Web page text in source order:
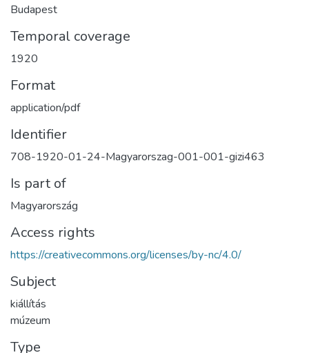
Budapest
Temporal coverage
1920
Format
application/pdf
Identifier
708-1920-01-24-Magyarorszag-001-001-gizi463
Is part of
Magyarország
Access rights
https://creativecommons.org/licenses/by-nc/4.0/
Subject
kiállítás
múzeum
Type